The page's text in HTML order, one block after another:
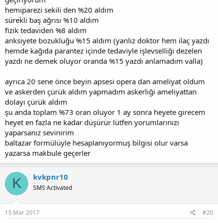
hemiparezi sekili den %20 aldım
sürekli baş ağrısı %10 aldım
fizik tedaviden %8 aldım
anksiyete bozukluğu %15 aldım (yanlız doktor hem ilaç yazdı
hemde kağıda parantez içinde tedaviyle işlevselliği dezelen
yazdı ne demek oluyor oranda %15 yazdı anlamadım valla)
ayrıca 20 sene önce beyin apsesi opera dan ameliyat oldum
ve askerden çürük aldım yapmadım askerliği ameliyattan
dolayı çürük aldım
şu anda toplam %73 oran oluyor 1 ay sonra heyete girecem
heyet en fazla ne kadar düşürür lütfen yorumlarınızı
yaparsanız sevinirim
baltazar formülüyle hesaplanıyormuş bilgisi olur varsa
yazarsa makbule geçerler
K kvkpnr10
SMS Activated
15 Mar 2017 #20